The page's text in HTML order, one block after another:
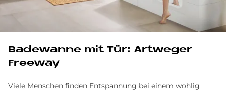
Ba­de­wan­ne mit Tür: Art­we­ger
Free­way
Viele Menschen finden Entspannung bei einem wohlig